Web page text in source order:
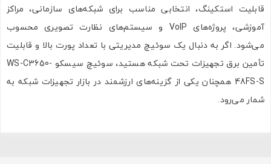
قابلیت استکینگ، انتخابی مناسب برای شبکه‌های سازمانی، مراکز
آموزشی، پروژه‌های VoIP و سیستم‌های نظارت تصویری محسوب
می‌شود. اگر به دنبال یک سوئیچ مدیریتی با تعداد پورت بالا و قابلیت
تأمین برق تجهیزات تحت شبکه هستید، سوئیچ سیسکو WS-C3650-
48FS-S همچنان یکی از گزینه‌های ارزشمند در بازار تجهیزات شبکه به
شمار می‌رود.